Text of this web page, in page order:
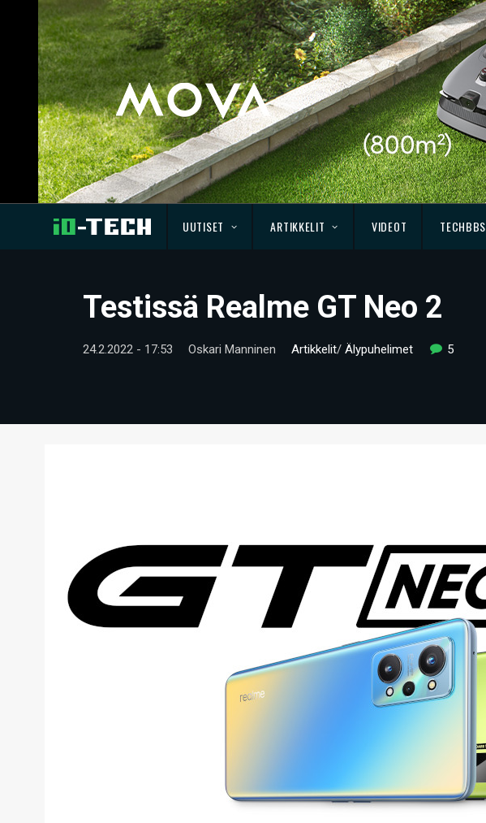
UUTISET ARTIKKELIT VIDEOT TECHBBS
Testissä Realme GT Neo 2
24.2.2022 - 17:53 Oskari Manninen Artikkelit/ Älypuhelimet 5